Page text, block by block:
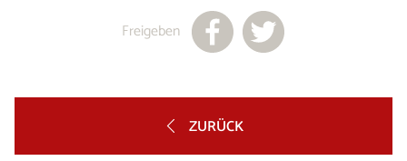
Freigeben
ZURÜCK